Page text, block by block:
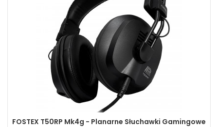
FOSTEX T50RP Mk4g - Planarne Słuchawki Gamingowe